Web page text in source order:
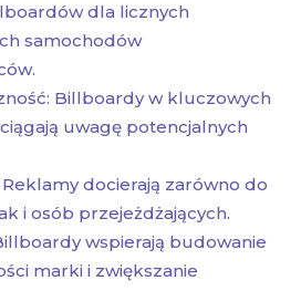
dla licznych
samochodów
Billboardy w kluczowych
uwagę potencjalnych
docierają zarówno do
i osób przejeżdżających.
wspierają budowanie
marki i zwiększanie